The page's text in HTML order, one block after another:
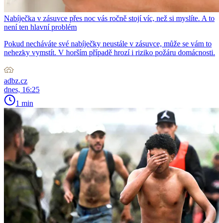
Nabíječka v zásuvce přes noc vás ročně stojí víc, než si myslíte. A to
není ten hlavní problém
Pokud necháváte své nabíječky neustále v zásuvce, může se vám to
nehezky vymstít. V horším případě hrozí i riziko požáru domácnosti.
adbz.cz
dnes, 16:25
1 min